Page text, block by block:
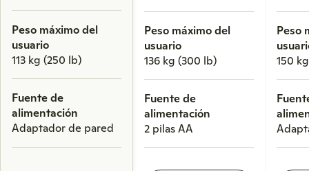
Peso máximo del
usuario
113 kg (250 lb)
Fuente de
alimentación
Adaptador de pared
Peso máximo del
usuario
136 kg (300 lb)
Fuente de
alimentación
2 pilas AA
Peso
150